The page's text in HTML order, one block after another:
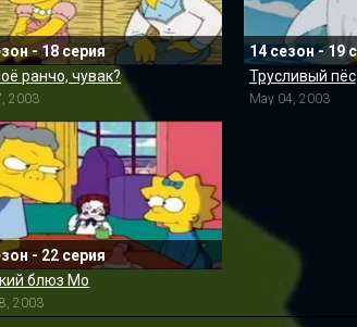
- 18 серия
ранчо, чувак?
2003
14 сезон - 19
Трусливый пёс
May 04, 2003
- 22 серия
блюз Мо
2003